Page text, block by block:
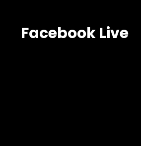
Facebook Live